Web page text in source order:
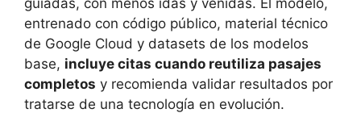
guiadas, con menos idas y venidas. El modelo,
entrenado con código público, material técnico
de Google Cloud y datasets de los modelos
base, incluye citas cuando reutiliza pasajes
completos y recomienda validar resultados por
tratarse de una tecnología en evolución.